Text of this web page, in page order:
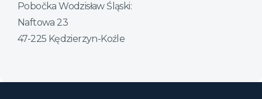
Pobočka Wodzisław Śląski:
Naftowa 23
47-225 Kędzierzyn-Koźle